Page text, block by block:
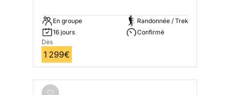
En groupe
16 jours
Randonnée / Trek
Confirmé
Dès
1 299€